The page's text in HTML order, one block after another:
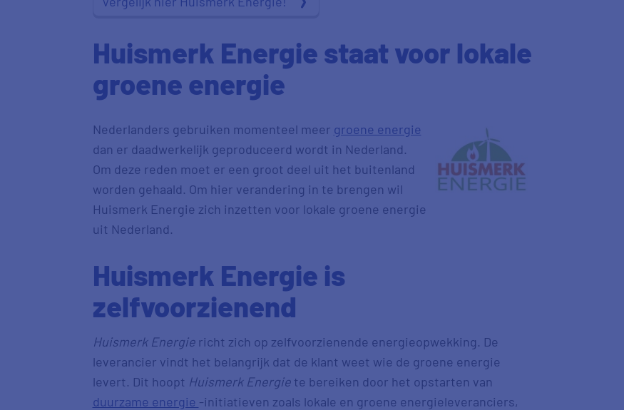
Huismerk Energie staat voor lokale
groene energie
Nederlanders gebruiken momenteel meer groene energie
dan er daadwerkelijk geproduceerd wordt in Nederland.
Om deze reden moet er een groot deel uit het buitenland
worden gehaald. Om hier verandering in te brengen wil
Huismerk Energie zich inzetten voor lokale groene energie
uit Nederland.
Huismerk Energie is
zelfvoorzienend
Huismerk Energie richt zich op zelfvoorzienende energieopwekking. De
leverancier vindt het belangrijk dat de klant weet wie de groene energie
levert. Dit hoopt Huismerk Energie te bereiken door het opstarten van
duurzame energie -initiatieven zoals lokale en groene energieleveranciers,